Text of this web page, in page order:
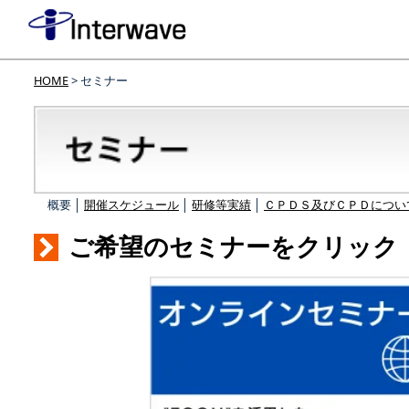
HOME> セミナー
概要 │ 開催スケジュール 研修等実績 ＣＰＤＳ及びＣＰＤにつ
ご希望のセミナーをクリック